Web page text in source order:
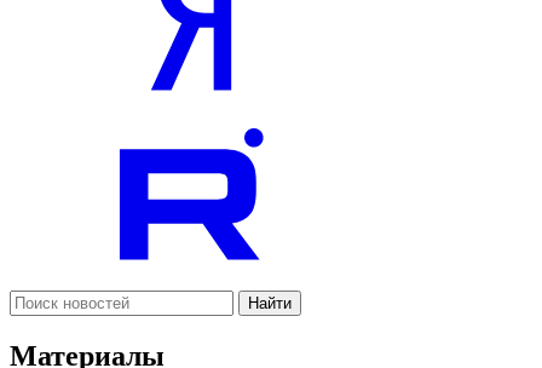
Найти
Материалы